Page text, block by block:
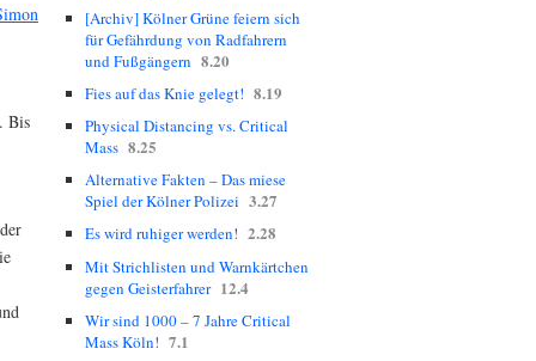
Bis
[Archiv] Kölner Grüne feiern sich
für Gefährdung von Radfahrern
und Fußgängern 8.20
Fies auf das Knie gelegt! 8.19
Physical Distancing vs. Critical
Mass 8.25
Alternative Fakten – Das miese
Spiel der Kölner Polizei 3.27
Es wird ruhiger werden! 2.28
Mit Strichlisten und Warnkärtchen
gegen Geisterfahrer 12.4
Wir sind 1000 – 7 Jahre Critical
Mass Köln! 7.1